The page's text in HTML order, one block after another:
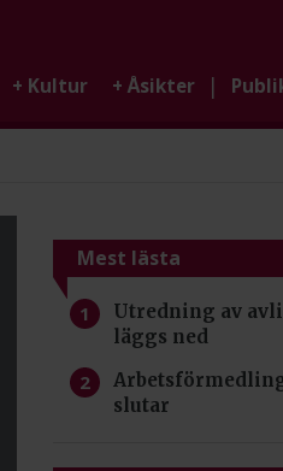
+ Kultur + Åsikter |
Mest lästa
Utredning av
läggs ned
slutar